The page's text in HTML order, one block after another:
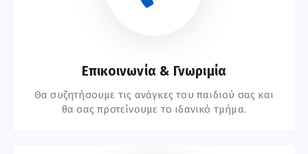
Επικοινωνία & Γνωριμία
Θα συζητήσουμε τις ανάγκες του παιδιού σας και
θα σας προτείνουμε το ιδανικό τμήμα.